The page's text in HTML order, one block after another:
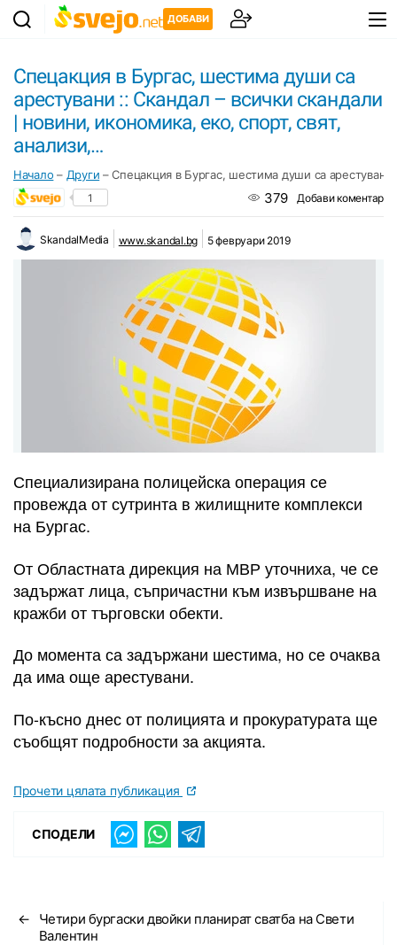
ДОБАВИ
Спецакция в Бургас, шестима души са
арестувани :: Скандал – всички скандали
| новини, икономика, еко, спорт, свят,
анализи,…
Начало – Други –Спецакция в Бургас, шестима души са
1 379 Добави коментар
SkandalMedia www.skandal.bg 5 февруари 2019
Специализирана полицейска операция се
провежда от сутринта в жилищните комплекси
на Бургас.
От Областната дирекция на МВР уточниха, че се
задържат лица, съпричастни към извършване на
кражби от търговски обекти.
До момента са задържани шестима, но се очаква
да има още арестувани.
По-късно днес от полицията и прокуратурата ще
съобщят подробности за акцията.
Прочети цялата публикация
СПОДЕЛИ
←
Четири бургаски двойки планират сватба на Свети
Валентин